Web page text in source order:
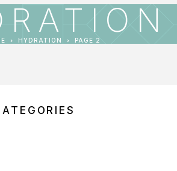
HYDRATION PAGE 2